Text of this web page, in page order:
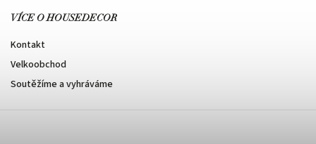
VÍCE O HOUSEDECOR
Kontakt
Velkoobchod
Soutěžíme a vyhráváme